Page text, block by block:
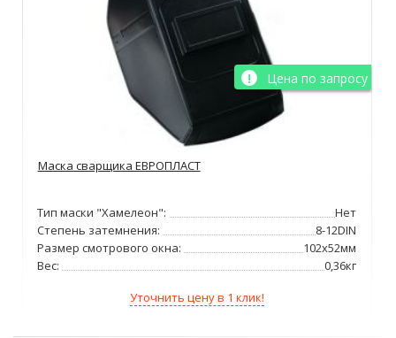
Цена по запросу
Маска сварщика ЕВРОПЛАСТ
Тип маски "Хамелеон":
Нет
Степень затемнения:
8-12DIN
Размер смотрового окна:
102х52мм
Вес:
0,36кг
Уточнить цену в 1 клик!